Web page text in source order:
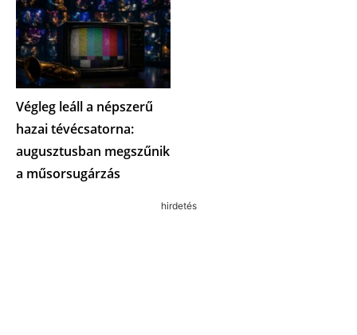
Végleg leáll a népszerű
hazai tévécsatorna:
augusztusban megszűnik
a műsorsugárzás
hirdetés